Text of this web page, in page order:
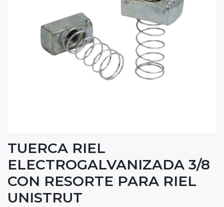
TUERCA RIEL
ELECTROGALVANIZADA 3/8
CON RESORTE PARA RIEL
UNISTRUT